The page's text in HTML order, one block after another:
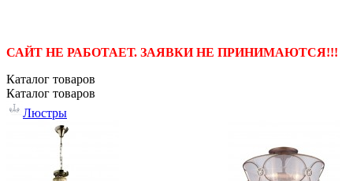
САЙТ НЕ РАБОТАЕТ. ЗАЯВКИ НЕ ПРИНИМАЮТСЯ!!!
Каталог товаров
Каталог товаров
Люстры